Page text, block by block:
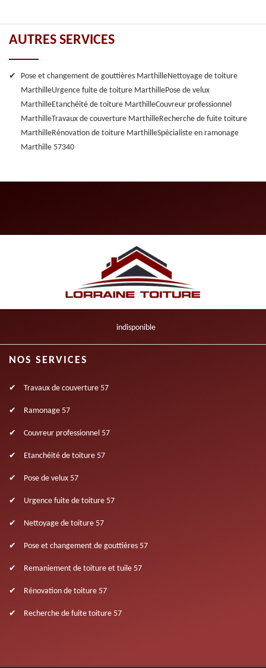
AUTRES SERVICES
Pose et changement de gouttières MarthilleNettoyage de toiture
MarthilleUrgence fuite de toiture MarthillePose de velux
MarthilleEtanchéité de toiture MarthilleCouvreur professionnel
MarthilleTravaux de couverture MarthilleRecherche de fuite toiture
MarthilleRénovation de toiture MarthilleSpécialiste en ramonage
Marthille 57340
indisponible
NOS SERVICES
Travaux de couverture 57
Ramonage 57
Couvreur professionnel 57
Etanchéité de toiture 57
Pose de velux 57
Urgence fuite de toiture 57
Nettoyage de toiture 57
Pose et changement de gouttières 57
Remaniement de toiture et tuile 57
Rénovation de toiture 57
Recherche de fuite toiture 57